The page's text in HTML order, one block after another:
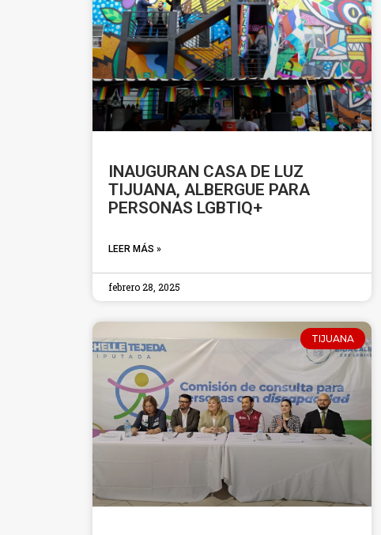
INAUGURAN CASA DE LUZ
TIJUANA, ALBERGUE PARA
PERSONAS LGBTIQ+
LEER MÁS »
febrero 28, 2025
TIJUANA